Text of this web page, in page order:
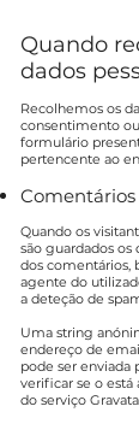
Quando
dados
Recolhemos os
consentimento
formulário
pertencente ao
Comentários
Quando os
são guardados
dos comentários,
agente do
a deteção de
Uma string
endereço de
pode ser enviada
verificar se o está
do serviço